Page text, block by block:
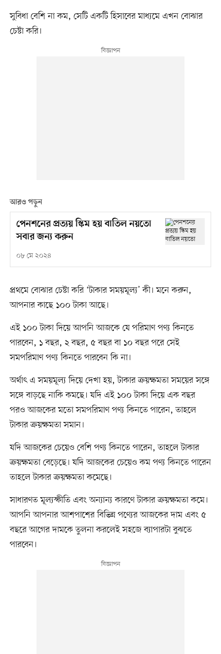
সুবিধা বেশি না কম, সেটি একটি হিসাবের মাধ্যমে এখন বোঝার
চেষ্টা করি।
আরও পড়ুন
পেনশনের প্রত্যয় স্কিম হয় বাতিল নয়তো
সবার জন্য করুন
০৮ মে ২০২৪
প্রথমে বোঝার চেষ্টা করি ‘টাকার সময়মূল্য’ কী। মনে করুন,
আপনার কাছে ১০০ টাকা আছে।
এই ১০০ টাকা দিয়ে আপনি আজকে যে পরিমাণ পণ্য কিনতে
পারবেন, ১ বছর, ২ বছর, ৫ বছর বা ১০ বছর পরে সেই
সমপরিমাণ পণ্য কিনতে পারবেন কি না।
অর্থাৎ এ সময়মূল্য দিয়ে দেখা হয়, টাকার ক্রয়ক্ষমতা সময়ের সঙ্গে
সঙ্গে বাড়ছে নাকি কমছে। যদি এই ১০০ টাকা দিয়ে এক বছর
পরও আজকের মতো সমপরিমাণ পণ্য কিনতে পারেন, তাহলে
টাকার ক্রয়ক্ষমতা সমান।
যদি আজকের চেয়েও বেশি পণ্য কিনতে পারেন, তাহলে টাকার
ক্রয়ক্ষমতা বেড়েছে। যদি আজকের চেয়েও কম পণ্য কিনতে পারেন
তাহলে টাকার ক্রয়ক্ষমতা কমেছে।
সাধারণত মূল্যস্ফীতি এবং অন্যান্য কারণে টাকার ক্রয়ক্ষমতা কমে।
আপনি আপনার আশপাশের বিভিন্ন পণ্যের আজকের দাম এবং ৫
বছরে আগের দামকে তুলনা করলেই সহজে ব্যাপারটা বুঝতে
পারবেন।